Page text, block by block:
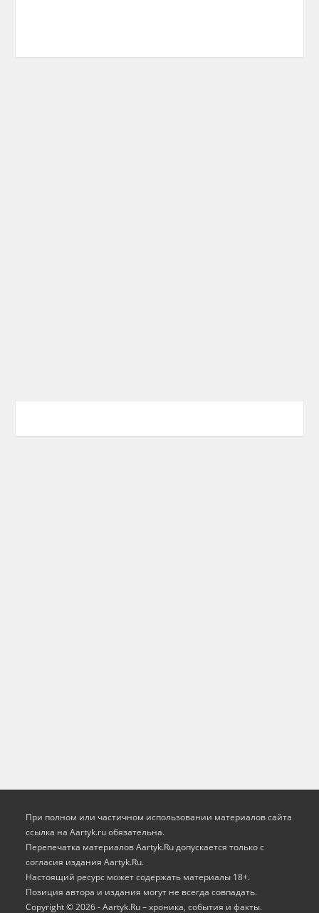
При полном или частичном использовании материалов сайта
ссылка на Aartyk.ru oбязательна.
Перепечатка материалов Aartyk.Ru допускается только с
согласия издания Aartyk.Ru.
Настоящий ресурс может содержать материалы 18+.
Позиция автора и издания могут не всегда совпадать.
Copyright © 2026 - Aartyk.Ru – хроника, события и факты.